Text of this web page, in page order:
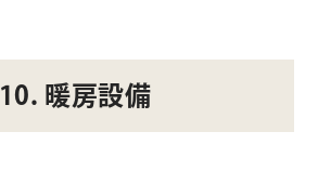
10. 暖房設備